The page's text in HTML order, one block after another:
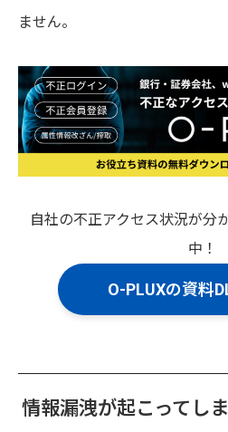
ません。
自社の不正アクセス状況が分
中！
O-PLUXの資料
情報漏洩が起こってし